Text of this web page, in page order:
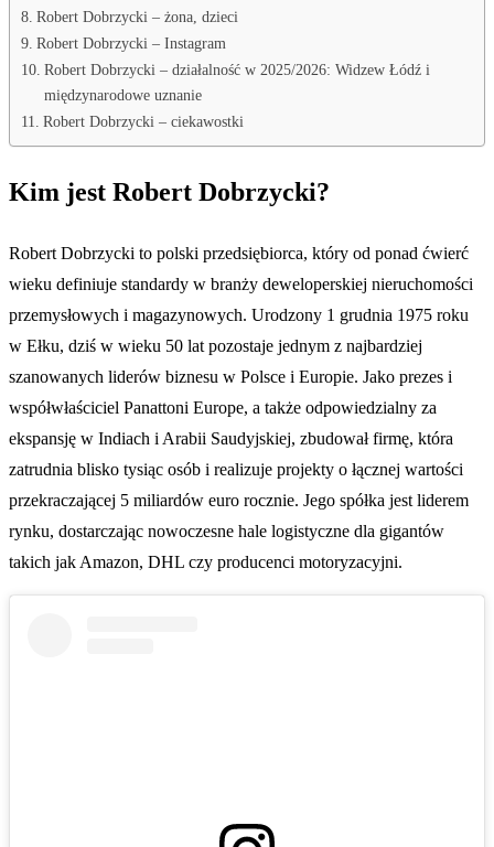
Robert Dobrzycki – żona, dzieci
Robert Dobrzycki – Instagram
Robert Dobrzycki – działalność w 2025/2026: Widzew Łódź i
międzynarodowe uznanie
Robert Dobrzycki – ciekawostki
Kim jest Robert Dobrzycki?
Robert Dobrzycki to polski przedsiębiorca, który od ponad ćwierć
wieku definiuje standardy w branży deweloperskiej nieruchomości
przemysłowych i magazynowych. Urodzony 1 grudnia 1975 roku
w Ełku, dziś w wieku 50 lat pozostaje jednym z najbardziej
szanowanych liderów biznesu w Polsce i Europie. Jako prezes i
współwłaściciel Panattoni Europe, a także odpowiedzialny za
ekspansję w Indiach i Arabii Saudyjskiej, zbudował firmę, która
zatrudnia blisko tysiąc osób i realizuje projekty o łącznej wartości
przekraczającej 5 miliardów euro rocznie. Jego spółka jest liderem
rynku, dostarczając nowoczesne hale logistyczne dla gigantów
takich jak Amazon, DHL czy producenci motoryzacyjni.